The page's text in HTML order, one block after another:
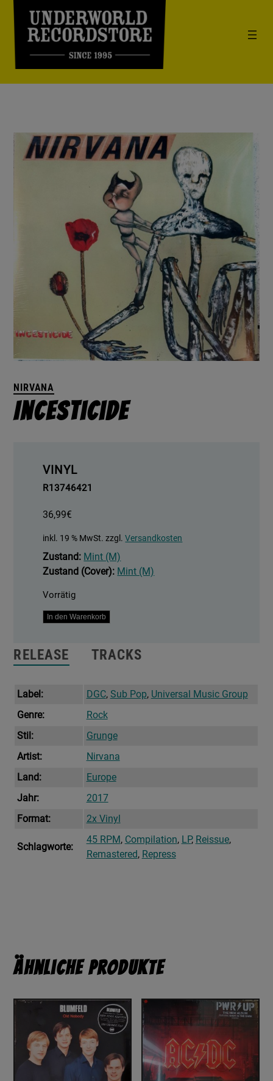
NIRVANA
Incesticide
VINYL
R13746421
36,99€
inkl. 19 % MwSt. zzgl.Versandkosten
Zustand: Mint (M)
Zustand (Cover): Mint (M)
Vorrätig
Incesticide
In den Warenkorb
RELEASE TRACKS
Label: DGC, Sub Pop, Universal Music Group
Genre:
Rock
Stil:
Grunge
Artist:
Nirvana
Land:
Europe
Jahr:
2017
Format:
2x Vinyl
Schlagworte:
45 RPM, Compilation, LP, Reissue,
Remastered, Repress
Ähnliche Produkte